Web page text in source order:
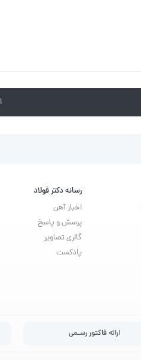
رسانه دکتر فولاد
اخبار آهن
پرسش و پاسخ
گالری تصاویر
پادکست
ارائه فاکتور رسـمی